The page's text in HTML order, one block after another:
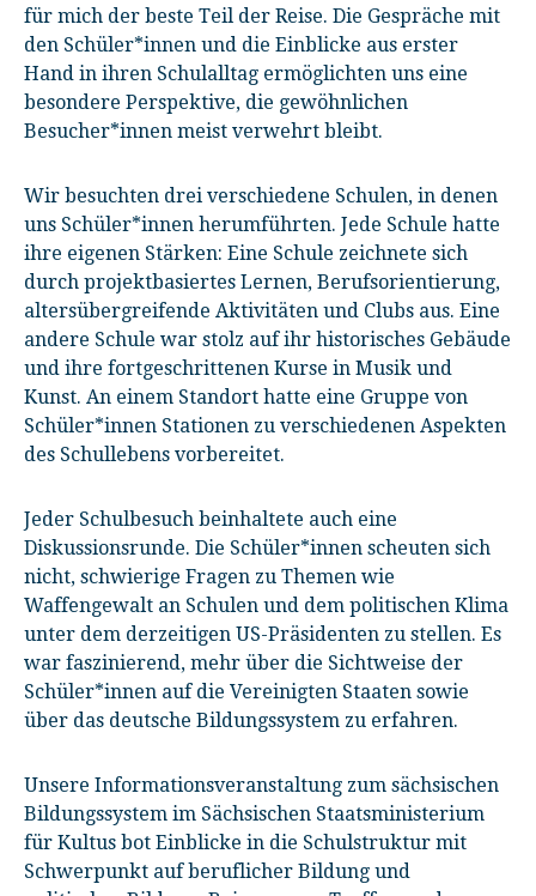
für mich der beste Teil der Reise. Die Gespräche mit
den Schüler*innen und die Einblicke aus erster
Hand in ihren Schulalltag ermöglichten uns eine
besondere Perspektive, die gewöhnlichen
Besucher*innen meist verwehrt bleibt.
Wir besuchten drei verschiedene Schulen, in denen
uns Schüler*innen herumführten. Jede Schule hatte
ihre eigenen Stärken: Eine Schule zeichnete sich
durch projektbasiertes Lernen, Berufsorientierung,
altersübergreifende Aktivitäten und Clubs aus. Eine
andere Schule war stolz auf ihr historisches Gebäude
und ihre fortgeschrittenen Kurse in Musik und
Kunst. An einem Standort hatte eine Gruppe von
Schüler*innen Stationen zu verschiedenen Aspekten
des Schullebens vorbereitet.
Jeder Schulbesuch beinhaltete auch eine
Diskussionsrunde. Die Schüler*innen scheuten sich
nicht, schwierige Fragen zu Themen wie
Waffengewalt an Schulen und dem politischen Klima
unter dem derzeitigen US-Präsidenten zu stellen. Es
war faszinierend, mehr über die Sichtweise der
Schüler*innen auf die Vereinigten Staaten sowie
über das deutsche Bildungssystem zu erfahren.
Unsere Informationsveranstaltung zum sächsischen
Bildungssystem im Sächsischen Staatsministerium
für Kultus bot Einblicke in die Schulstruktur mit
Schwerpunkt auf beruflicher Bildung und